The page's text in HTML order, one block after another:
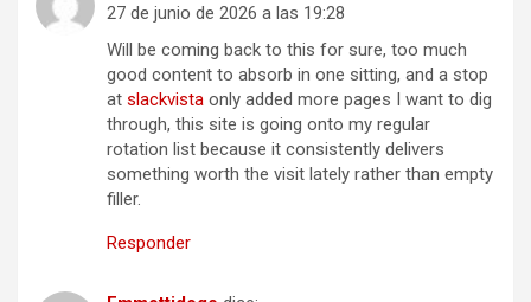
27 de junio de 2026 a las 19:28
Will be coming back to this for sure, too much
good content to absorb in one sitting, and a stop
at slackvista only added more pages I want to dig
through, this site is going onto my regular
rotation list because it consistently delivers
something worth the visit lately rather than empty
filler.
Responder